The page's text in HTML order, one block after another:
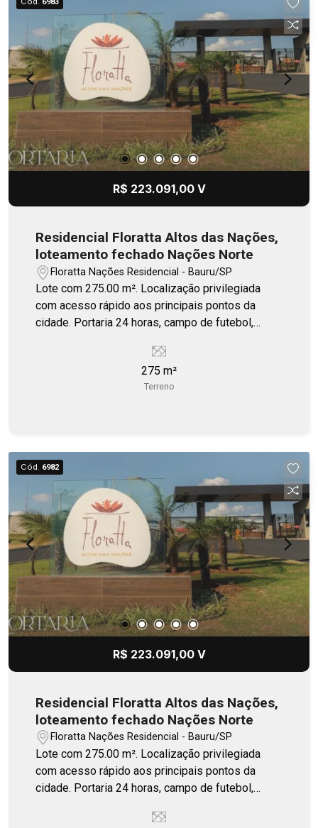
6983
R$ 223.091,00 V
Residencial Floratta Altos das Nações,
loteamento fechado Nações Norte
Floratta Nações Residencial - Bauru/SP
Lote com 275.00 m². Localização privilegiada
com acesso rápido aos principais pontos da
cidade. Portaria 24 horas, campo de futebol,
275 m²
Terreno
Cód. 6982
R$ 223.091,00 V
Residencial Floratta Altos das Nações,
loteamento fechado Nações Norte
Floratta Nações Residencial - Bauru/SP
Lote com 275.00 m². Localização privilegiada
com acesso rápido aos principais pontos da
cidade. Portaria 24 horas, campo de futebol,